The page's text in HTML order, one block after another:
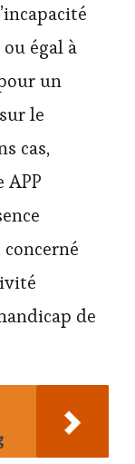
égal à
un
le
cas,
APP
de